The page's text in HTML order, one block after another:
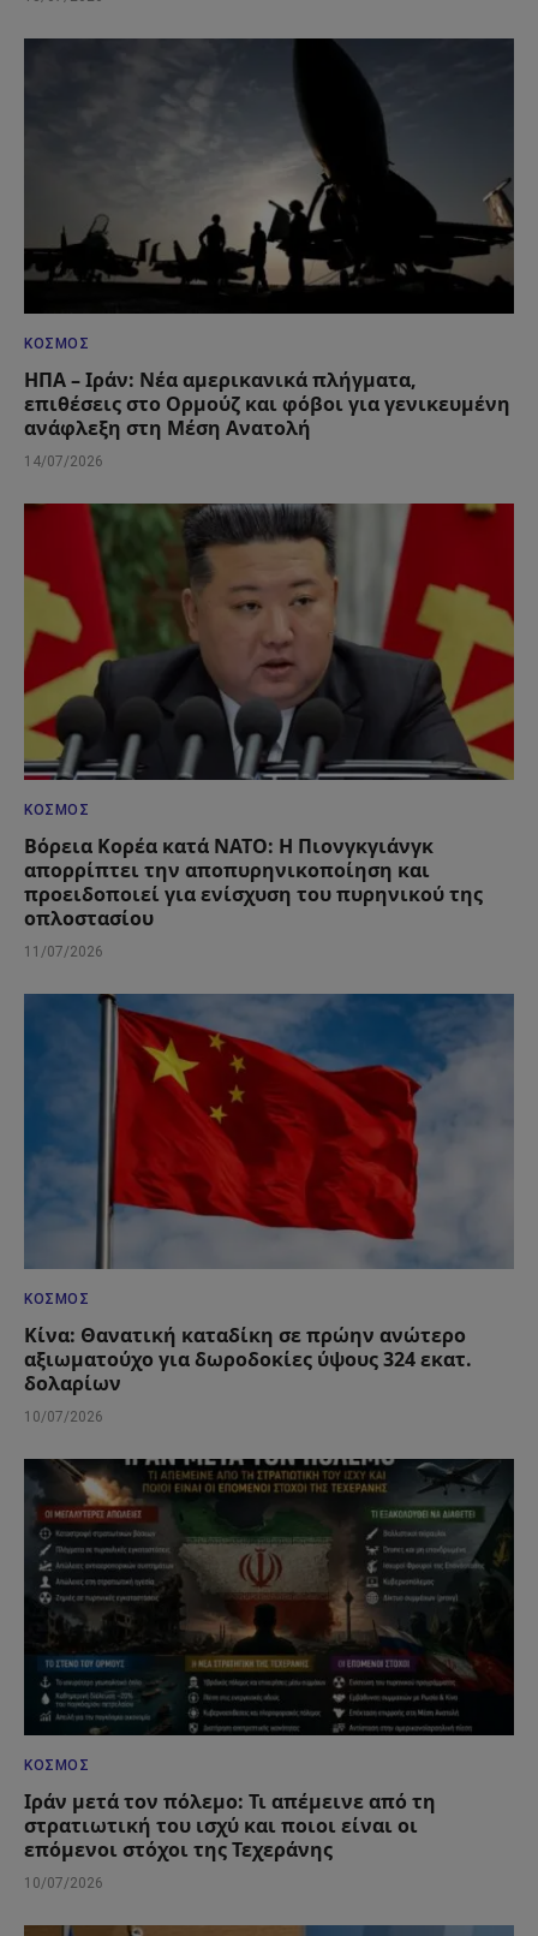
ΚΌΣΜΟΣ
ΗΠΑ – Ιράν: Νέα αμερικανικά πλήγματα,
επιθέσεις στο Ορμούζ και φόβοι για γενικευμένη
ανάφλεξη στη Μέση Ανατολή
14/07/2026
ΚΌΣΜΟΣ
Βόρεια Κορέα κατά ΝΑΤΟ: Η Πιονγκγιάνγκ
απορρίπτει την αποπυρηνικοποίηση και
προειδοποιεί για ενίσχυση του πυρηνικού της
οπλοστασίου
11/07/2026
ΚΌΣΜΟΣ
Κίνα: Θανατική καταδίκη σε πρώην ανώτερο
αξιωματούχο για δωροδοκίες ύψους 324 εκατ.
δολαρίων
10/07/2026
ΚΌΣΜΟΣ
Ιράν μετά τον πόλεμο: Τι απέμεινε από τη
στρατιωτική του ισχύ και ποιοι είναι οι
επόμενοι στόχοι της Τεχεράνης
10/07/2026